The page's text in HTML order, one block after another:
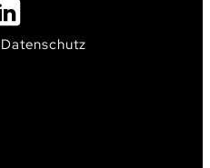
Datenschutz